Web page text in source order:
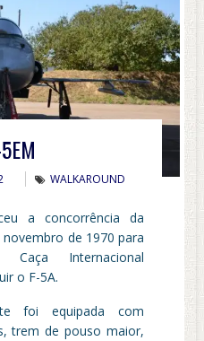
WALKAROUND
a concorrência da
de 1970 para
Internacional
o F-5A.
foi equipada com
trem de pouso maior,